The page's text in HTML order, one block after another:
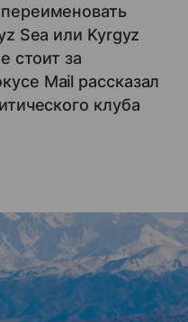
Sea или Kyrgyz
стоит за
Mail рассказал
клуба